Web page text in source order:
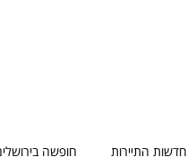
חדשות התיירות חופשה